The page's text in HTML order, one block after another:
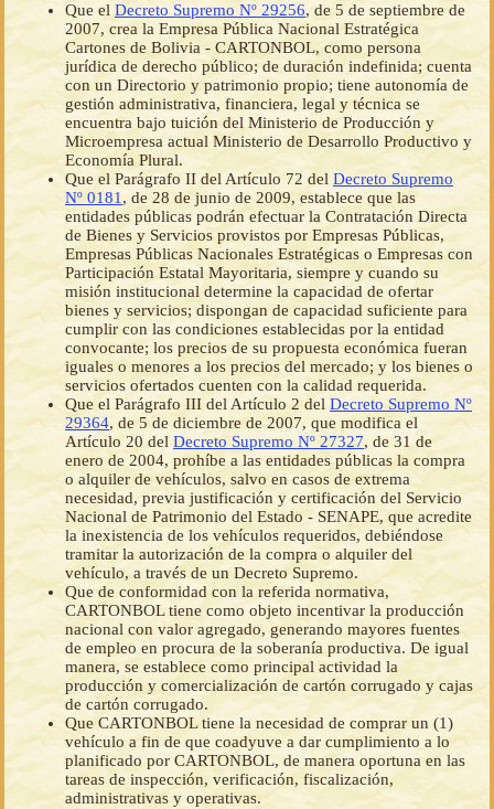
Que el Decreto Supremo Nº 29256, de 5 de septiembre de
2007, crea la Empresa Pública Nacional Estratégica
Cartones de Bolivia - CARTONBOL, como persona
jurídica de derecho público; de duración indefinida; cuenta
con un Directorio y patrimonio propio; tiene autonomía de
gestión administrativa, financiera, legal y técnica se
encuentra bajo tuición del Ministerio de Producción y
Microempresa actual Ministerio de Desarrollo Productivo y
Economía Plural.
Que el Parágrafo II del Artículo 72 del Decreto Supremo
Nº 0181 , de 28 de junio de 2009, establece que las
entidades públicas podrán efectuar la Contratación Directa
de Bienes y Servicios provistos por Empresas Públicas,
Empresas Públicas Nacionales Estratégicas o Empresas con
Participación Estatal Mayoritaria, siempre y cuando su
misión institucional determine la capacidad de ofertar
bienes y servicios; dispongan de capacidad suficiente para
cumplir con las condiciones establecidas por la entidad
convocante; los precios de su propuesta económica fueran
iguales o menores a los precios del mercado; y los bienes o
servicios ofertados cuenten con la calidad requerida.
Que el Parágrafo III del Artículo 2 del Decreto Supremo Nº
29364, de 5 de diciembre de 2007, que modifica el
Artículo 20 del Decreto Supremo Nº 27327, de 31 de
enero de 2004, prohíbe a las entidades públicas la compra
o alquiler de vehículos, salvo en casos de extrema
necesidad, previa justificación y certificación del Servicio
Nacional de Patrimonio del Estado - SENAPE, que acredite
la inexistencia de los vehículos requeridos, debiéndose
tramitar la autorización de la compra o alquiler del
vehículo, a través de un Decreto Supremo.
Que de conformidad con la referida normativa,
CARTONBOL tiene como objeto incentivar la producción
nacional con valor agregado, generando mayores fuentes
de empleo en procura de la soberanía productiva. De igual
manera, se establece como principal actividad la
producción y comercialización de cartón corrugado y cajas
de cartón corrugado.
Que CARTONBOL tiene la necesidad de comprar un (1)
vehículo a fin de que coadyuve a dar cumplimiento a lo
planificado por CARTONBOL, de manera oportuna en las
tareas de inspección, verificación, fiscalización,
administrativas y operativas.